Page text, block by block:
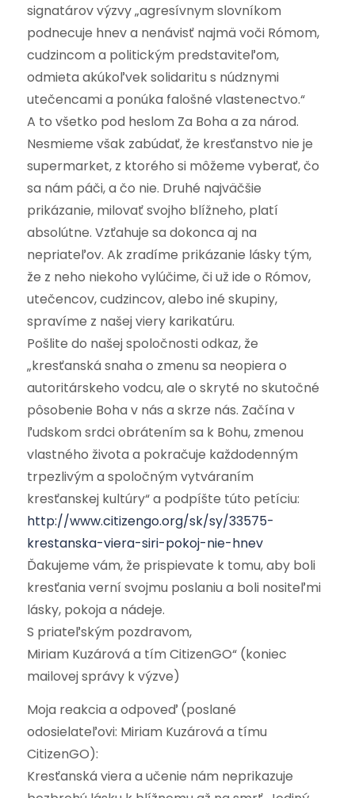
signatárov výzvy „agresívnym slovníkom
podnecuje hnev a nenávisť najmä voči Rómom,
cudzincom a politickým predstaviteľom,
odmieta akúkoľvek solidaritu s núdznymi
utečencami a ponúka falošné vlastenectvo.“
A to všetko pod heslom Za Boha a za národ.
Nesmieme však zabúdať, že kresťanstvo nie je
supermarket, z ktorého si môžeme vyberať, čo
sa nám páči, a čo nie. Druhé najväčšie
prikázanie, milovať svojho blížneho, platí
absolútne. Vzťahuje sa dokonca aj na
nepriateľov. Ak zradíme prikázanie lásky tým,
že z neho niekoho vylúčime, či už ide o Rómov,
utečencov, cudzincov, alebo iné skupiny,
spravíme z našej viery karikatúru.
Pošlite do našej spoločnosti odkaz, že
„kresťanská snaha o zmenu sa neopiera o
autoritárskeho vodcu, ale o skryté no skutočné
pôsobenie Boha v nás a skrze nás. Začína v
ľudskom srdci obrátením sa k Bohu, zmenou
vlastného života a pokračuje každodenným
trpezlivým a spoločným vytváraním
kresťanskej kultúry“ a podpíšte túto petíciu:
http://www.citizengo.org/sk/sy/33575-
krestanska-viera-siri-pokoj-nie-hnev
Ďakujeme vám, že prispievate k tomu, aby boli
kresťania verní svojmu poslaniu a boli nositeľmi
lásky, pokoja a nádeje.
S priateľským pozdravom,
Miriam Kuzárová a tím CitizenGO“ (koniec
mailovej správy k výzve)
Moja reakcia a odpoveď (poslané
odosielateľovi: Miriam Kuzárová a tímu
CitizenGO):
Kresťanská viera a učenie nám neprikazuje